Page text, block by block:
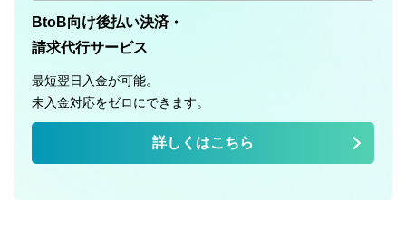
BtoB向け後払い決済・
請求代行サービス
最短翌日入金が可能。
未入金対応をゼロにできます。
詳しくはこちら